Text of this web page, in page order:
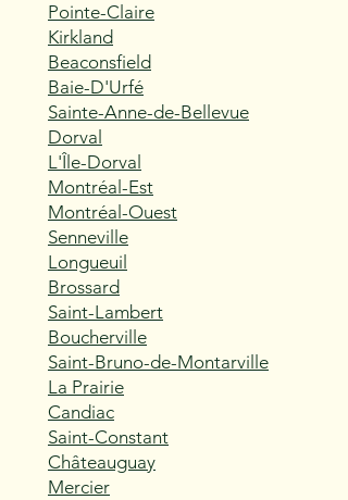
Pointe-Claire
Kirkland
Beaconsfield
Baie-D'Urfé
Sainte-Anne-de-Bellevue
Dorval
L'Île-Dorval
Montréal-Est
Montréal-Ouest
Senneville
Longueuil
Brossard
Saint-Lambert
Boucherville
Saint-Bruno-de-Montarville
La Prairie
Candiac
Saint-Constant
Châteauguay
Mercier